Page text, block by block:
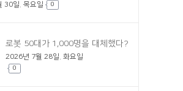
30일. 목요일 0
로봇 50대가 1,000명을 대체했다?
2026년 7월 28일. 화요일
0